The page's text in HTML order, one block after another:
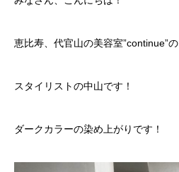
恵比寿、代官山の美容室”continue”の
スタイリストの中山です！
ダークカラーの染め上がりです！